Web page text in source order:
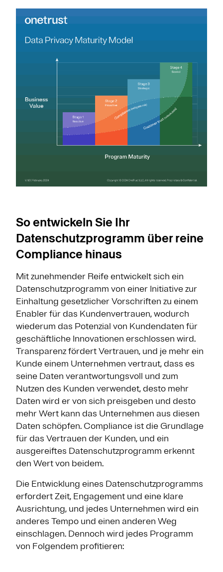
So entwickeln Sie Ihr
Datenschutzprogramm über reine
Compliance hinaus
Mit zunehmender Reife entwickelt sich ein
Datenschutzprogramm von einer Initiative zur
Einhaltung gesetzlicher Vorschriften zu einem
Enabler für das Kundenvertrauen, wodurch
wiederum das Potenzial von Kundendaten für
geschäftliche Innovationen erschlossen wird.
Transparenz fördert Vertrauen, und je mehr ein
Kunde einem Unternehmen vertraut, dass es
seine Daten verantwortungsvoll und zum
Nutzen des Kunden verwendet, desto mehr
Daten wird er von sich preisgeben und desto
mehr Wert kann das Unternehmen aus diesen
Daten schöpfen. Compliance ist die Grundlage
für das Vertrauen der Kunden, und ein
ausgereiftes Datenschutzprogramm erkennt
den Wert von beidem.
Die Entwicklung eines Datenschutzprogramms
erfordert Zeit, Engagement und eine klare
Ausrichtung, und jedes Unternehmen wird ein
anderes Tempo und einen anderen Weg
einschlagen. Dennoch wird jedes Programm
von Folgendem profitieren: